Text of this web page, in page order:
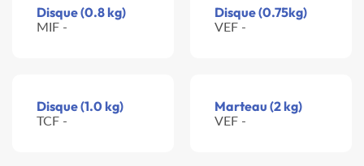
Disque (0.8 kg)
MIF -
Disque (0.75kg)
VEF -
Disque (1.0 kg)
TCF -
Marteau (2 kg)
VEF -